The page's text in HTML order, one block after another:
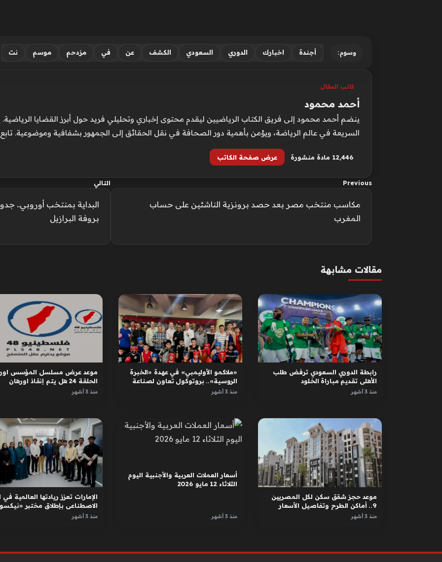
وسوم: أجندة اخبارك الدوري السعودي الكشف عن في مزدحم موسم نت
كاتب المقال
أحمد محمود
ينضم أحمد محمود إلى فريق الكتاب الرياضيين ليقدم محتوى إخباري وتحليلي فريد حول أبرز القضايا الرياضية.
السريعة في عالم الرياضة، ويؤمن بأهمية دور الصحافة في نقل الحقائق إلى الجمهور بشفافية وموضوعية.
12٬446 مادة منشورة عرض صفحة الكاتب
Previous
مكاسب منتخب مصر بعد حصد برونزية الناشئين على حساب
المغرب
التالي
البداية بمنتخب أوروبي..
بروفة البرازيل
مقالات مشابهة
رابطة الدوري السعودي ترفض طلب
الأهلي تقديم مباراة الخلود
منذ 3 أشهر
«ملاكمو الأوليمبي» في عهدة «الخبرة
الروسية».. بروتوكول تعاون لصناعة
الأبطال
منذ 3 أشهر
موعد عرض مسلسل المؤسس
الحلقة 24 هل يتم إنقاذ اورهان
واسبورجا
منذ 3 أشهر
موعد حجز شقق سكن لكل المصريين
9.. أماكن الطرح وتفاصيل الأسعار
منذ 3 أشهر
أسعار العملات العربية والأجنبية اليوم
الثلاثاء 12 مايو 2026
منذ 3 أشهر
الإمارات تعزز ريادتها العالمية في
الاصطناعي بإطلاق مختبر
في دبي
منذ 3 أشهر